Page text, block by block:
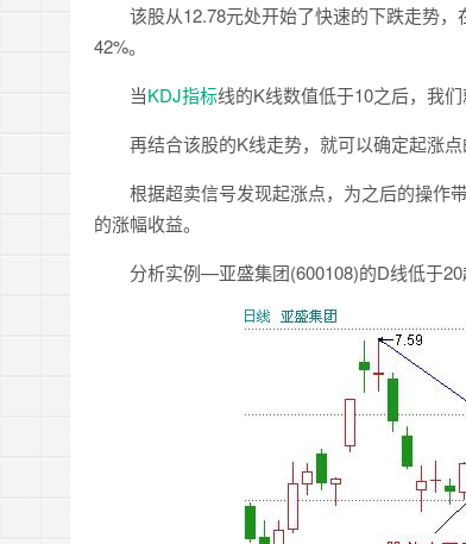
该股从12.78元处开始了快速的下跌走势，
42%。
当KDJ指标线的K线数值低于10之后，我
再结合该股的K线走势，就可以确定起涨点
根据超卖信号发现起涨点，为之后的操作带
的涨幅收益。
分析实例—亚盛集团(600108)的D线低于20